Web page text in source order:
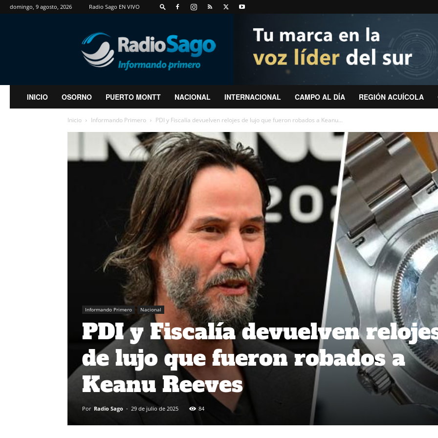
domingo, 9 agosto, 2026 Radio Sago EN VIVO
RadioSago
INICIO OSORNO PUERTO MONTT NACIONAL INTERNACIONAL CAMPO AL DÍA REGIÓN ACUÍCOLA
Inicio Informando Primero PDI y Fiscalía devuelven relojes de lujo que fueron robados a Keanu...
Informando Primero Nacional
PDI y Fiscalía devuelven
de lujo que fueron robados a
Keanu Reeves
Por Radio Sago - 29 de julio de 2025 84